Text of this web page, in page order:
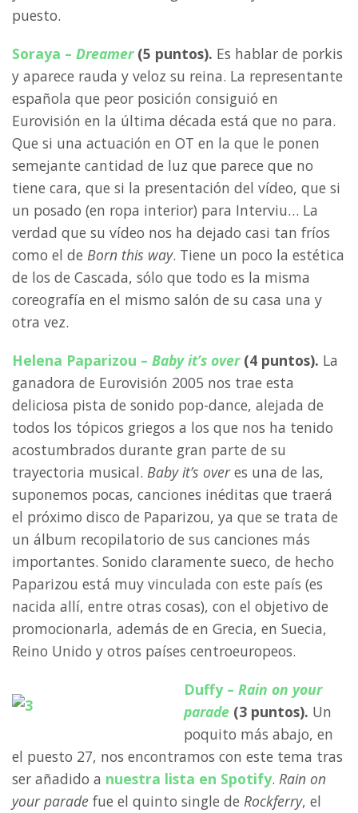
puesto.
Soraya – Dreamer(5 puntos). Es hablar de porkis
y aparece rauda y veloz su reina. La representante
española que peor posición consiguió en
Eurovisión en la última década está que no para.
Que si una actuación en OT en la que le ponen
semejante cantidad de luz que parece que no
tiene cara, que si la presentación del vídeo, que si
un posado (en ropa interior) para Interviu… La
verdad que su vídeo nos ha dejado casi tan fríos
como el de Born this way. Tiene un poco la estética
de los de Cascada, sólo que todo es la misma
coreografía en el mismo salón de su casa una y
otra vez.
Helena Paparizou – Baby it’s over(4 puntos). La
ganadora de Eurovisión 2005 nos trae esta
deliciosa pista de sonido pop-dance, alejada de
todos los tópicos griegos a los que nos ha tenido
acostumbrados durante gran parte de su
trayectoria musical. Baby it’s overes una de las,
suponemos pocas, canciones inéditas que traerá
el próximo disco de Paparizou, ya que se trata de
un álbum recopilatorio de sus canciones más
importantes. Sonido claramente sueco, de hecho
Paparizou está muy vinculada con este país (es
nacida allí, entre otras cosas), con el objetivo de
promocionarla, además de en Grecia, en Suecia,
Reino Unido y otros países centroeuropeos.
Duffy – Rain on your
parade (3 puntos). Un
poquito más abajo, en
el puesto 27, nos encontramos con este tema tras
ser añadido a nuestra lista en Spotify. Rain on
your parade fue el quinto single de Rockferry, el